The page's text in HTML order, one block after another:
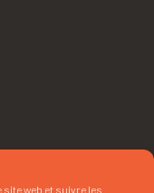
web et suivre les